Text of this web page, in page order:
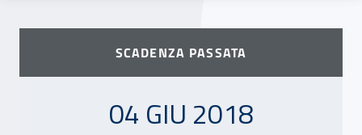
SCADENZA PASSATA
04 GIUGNO 2018
04 GIU 2018